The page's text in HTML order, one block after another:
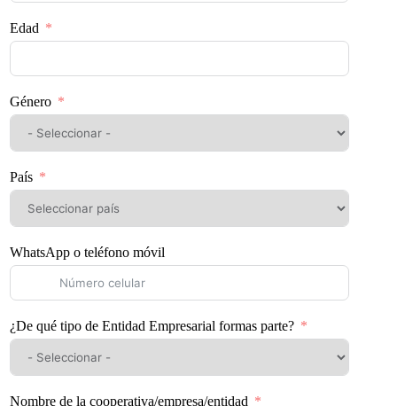
Edad
Género
País
WhatsApp o teléfono móvil
¿De qué tipo de Entidad Empresarial formas parte?
Nombre de la cooperativa/empresa/entidad